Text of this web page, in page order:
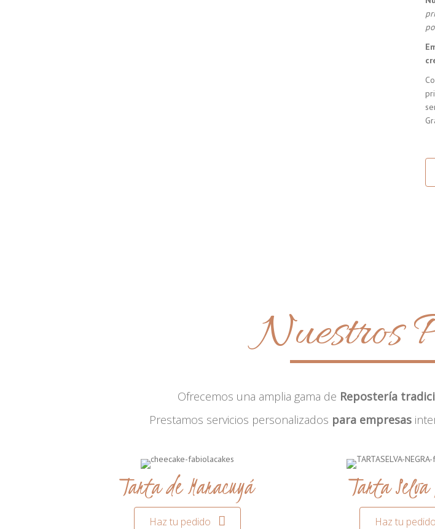
Nuestros
Ofrecemos una amplia gama de Repostería
Prestamos servicios personalizados para empresas
Tarta de Maracuyá
Haz tu pedido
Tarta
Haz tu pedido